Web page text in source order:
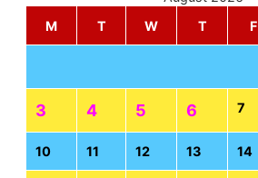
M
T W T F
3 4 5 6 7
10 11 12 13 14